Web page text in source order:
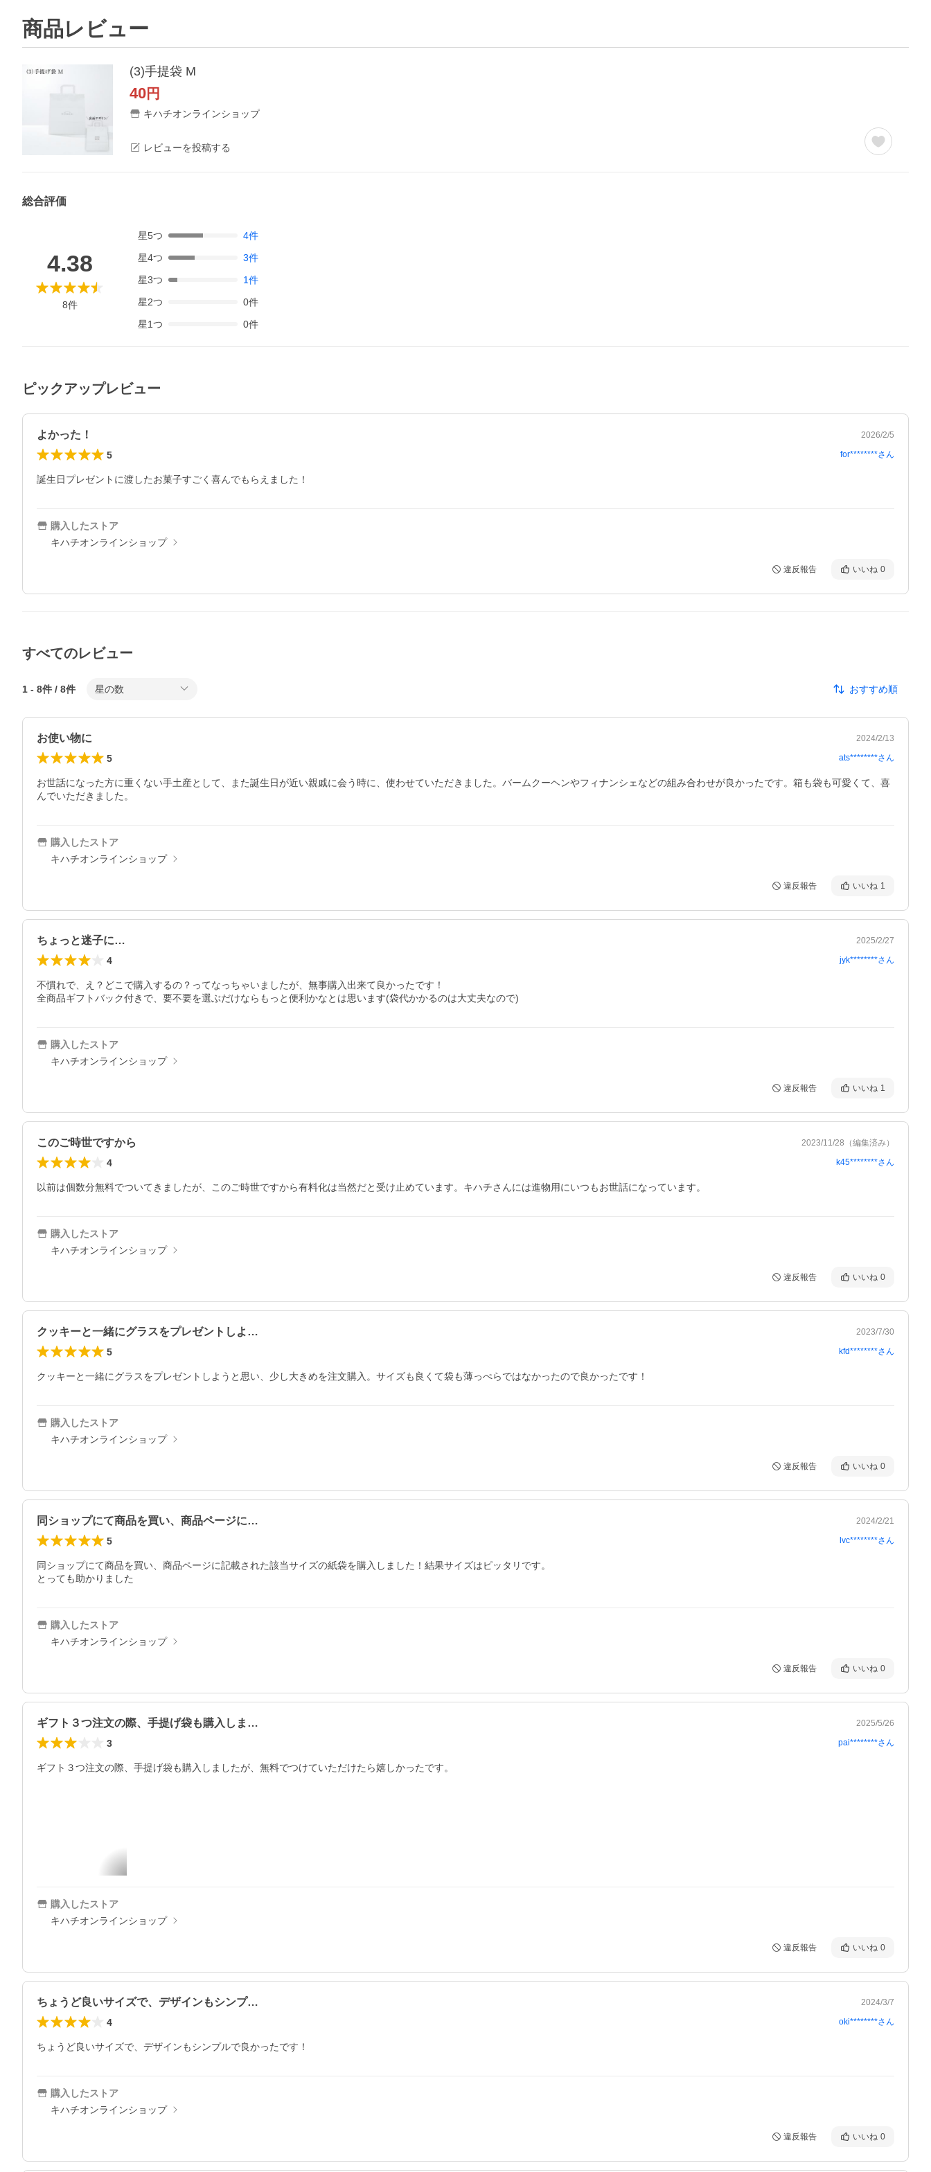
商品レビュー
(3)手提袋 M
40円
キハチオンラインショップ
レビューを投稿する
総合評価
4.38
8件
星5つ 4件
星4つ 3件
星3つ 1件
星2つ 0件
星1つ 0件
ピックアップレビュー
よかった！ 2026/2/5
5 for********さん
誕生日プレゼントに渡したお菓子すごく喜んでもらえました！
購入したストア
キハチオンラインショップ
違反報告 いいね 0
すべてのレビュー
1 - 8件 / 8件 星の数 おすすめ順
お使い物に 2024/2/13
5 ats********さん
お世話になった方に重くない手土産として、また誕生日が近い親戚に会う時に、使わせていただきました。バームクーヘンやフィナンシェなどの組み合わせが良かったです。箱も袋も可愛くて、喜
んでいただきました。
購入したストア
キハチオンラインショップ
違反報告 いいね 1
ちょっと迷子に… 2025/2/27
4 jyk********さん
不慣れで、え？どこで購入するの？ってなっちゃいましたが、無事購入出来て良かったです！
全商品ギフトバック付きで、要不要を選ぶだけならもっと便利かなとは思います(袋代かかるのは大丈夫なので)
購入したストア
キハチオンラインショップ
違反報告 いいね 1
このご時世ですから 2023/11/28 （編集済み）
4 k45********さん
以前は個数分無料でついてきましたが、このご時世ですから有料化は当然だと受け止めています。キハチさんには進物用にいつもお世話になっています。
購入したストア
キハチオンラインショップ
違反報告 いいね 0
クッキーと一緒にグラスをプレゼントしよ… 2023/7/30
5 kfd********さん
クッキーと一緒にグラスをプレゼントしようと思い、少し大きめを注文購入。サイズも良くて袋も薄っぺらではなかったので良かったです！
購入したストア
キハチオンラインショップ
違反報告 いいね 0
同ショップにて商品を買い、商品ページに… 2024/2/21
5 lvc********さん
同ショップにて商品を買い、商品ページに記載された該当サイズの紙袋を購入しました！結果サイズはピッタリです。
とっても助かりました
購入したストア
キハチオンラインショップ
違反報告 いいね 0
ギフト３つ注文の際、手提げ袋も購入しま… 2025/5/26
3 pai********さん
ギフト３つ注文の際、手提げ袋も購入しましたが、無料でつけていただけたら嬉しかったです。
購入したストア
キハチオンラインショップ
違反報告 いいね 0
ちょうど良いサイズで、デザインもシンプ… 2024/3/7
4 oki********さん
ちょうど良いサイズで、デザインもシンプルで良かったです！
購入したストア
キハチオンラインショップ
違反報告 いいね 0